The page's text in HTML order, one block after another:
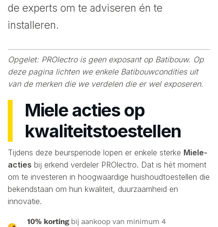
de experts om te adviseren én te
installeren.
Opgelet: PROlectro is geen exposant op Batibouw. Op
deze pagina lichten we enkele Batibouwcondities uit
van de merken die we verdelen die er wel exposeren.
Miele acties op
kwaliteitstoestellen
Tijdens deze beursperiode lopen er enkele sterke Miele-
acties bij erkend verdeler PROlectro. Dat is hét moment
om te investeren in hoogwaardige huishoudtoestellen die
bekendstaan om hun kwaliteit, duurzaamheid en
innovatie.
10% korting bij aankoop van minimum 4